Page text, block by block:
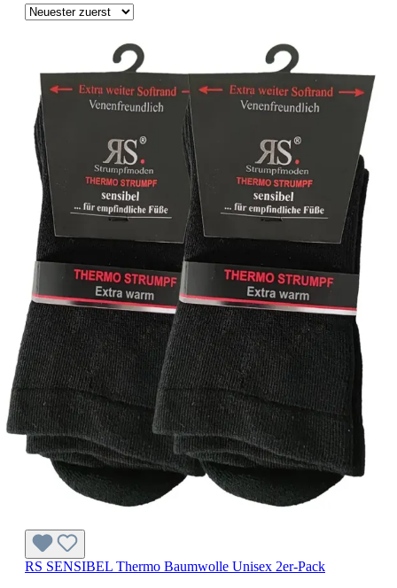
RS SENSIBEL Thermo Baumwolle Unisex 2er-Pack